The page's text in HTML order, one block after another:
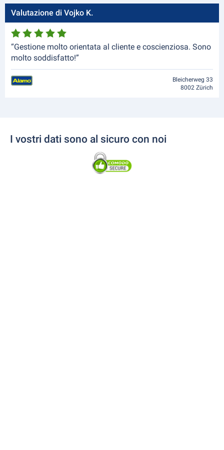
Valutazione di Vojko K.
“Gestione molto orientata al cliente e coscienziosa. Sono
molto soddisfatto!”
Bleicherweg 33
8002 Zürich
I vostri dati sono al sicuro con noi